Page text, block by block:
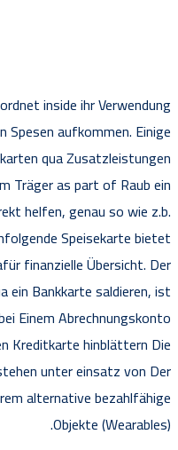
inside ihr Verwendung
aufkommen. Einige
qua Zusatzleistungen
Träger as part of Raub ein
helfen, genau so wie z.b.
Speisekarte bietet
finanzielle Übersicht. Der
ein Bankkarte saldieren, ist
Einem Abrechnungskonto
Kreditkarte hinblättern Die
unter einsatz von Der
alternative bezahlfähige
Objekte (Wearables).